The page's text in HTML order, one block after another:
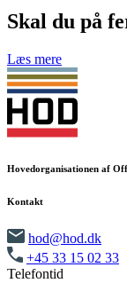
Skal du på
Læs mere
Hovedorganisationen af
Kontakt
hod@hod.dk
+45 33 15 02 33
Telefontid